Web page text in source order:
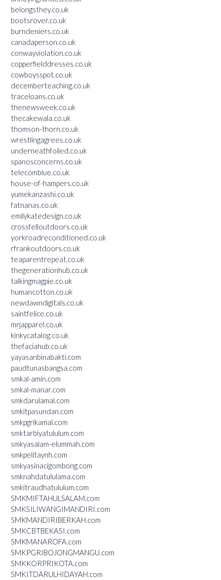
belongsthey.co.uk
bootsrover.co.uk
burndeniers.co.uk
canadaperson.co.uk
conwayviolation.co.uk
copperfielddresses.co.uk
cowboysspot.co.uk
decemberteaching.co.uk
traceloans.co.uk
thenewsweek.co.uk
thecakewala.co.uk
thomson-thorn.co.uk
wrestlingagrees.co.uk
underneathfoiled.co.uk
spanosconcerns.co.uk
telecomblue.co.uk
house-of-hampers.co.uk
yumekanzashi.co.uk
fatnanas.co.uk
emilykatedesign.co.uk
crossfelloutdoors.co.uk
yorkroadreconditioned.co.uk
rfrankoutdoors.co.uk
teaparentrepeat.co.uk
thegenerationhub.co.uk
talkingmagpie.co.uk
humancotton.co.uk
newdawndigitals.co.uk
saintfelice.co.uk
mrjapparel.co.uk
kinkycatalog.co.uk
thefaciahub.co.uk
yayasanbinabakti.com
paudtunasbangsa.com
smkal-amin.com
smkal-manar.com
smkdarulamal.com
smkitpasundan.com
smkpgrikamal.com
smktarbiyatululum.com
smkyasalam-elummah.com
smkpelitaynh.com
smkyasinacigombong.com
smknahdatululama.com
smkitraudhatululum.com
SMKMIFTAHULSALAM.com
SMKSILIWANGIMANDIRI.com
SMKMANDIRIBERKAH.com
SMKCBTBEKASI.com
SMKMANAROFA.com
SMKPGRIBOJONGMANGU.com
SMKKORPRIKOTA.com
SMKITDARULHIDAYAH.com